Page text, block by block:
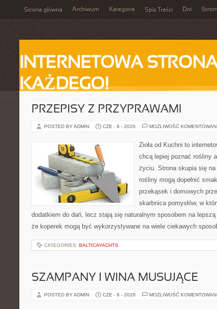
Strona główna Archiwum Kategorie Spis Treści Dni
INTERNETOWA
KAŻDEGO!
PRZEPISY Z PRZYPRAWAMI
POSTED BY ADMIN CZE - 6 - 2026 MOŻLIWOŚĆ
Zioła od Kuchni to
chcą lepiej poznać rośliny
życiu. Strona skupia się
rośliny mogą dopełnić
przekąsek i domowych
skarbnica pomysłów, w
dodatkiem do dań, lecz stają się naturalnym sposobem na
że koperek mogą być wykorzystywane na wiele ciekawych
CATEGORIES: BALTICAYACHTS
SZAMPANY I WINA MUSUJĄCE
POSTED BY ADMIN CZE - 6 - 2026 MOŻLIWOŚĆ